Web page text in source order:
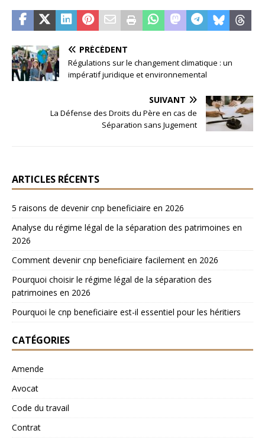
PRÉCÉDENT
Régulations sur le changement climatique : un
impératif juridique et environnemental
SUIVANT
La Défense des Droits du Père en cas de
Séparation sans Jugement
ARTICLES RÉCENTS
5 raisons de devenir cnp beneficiaire en 2026
Analyse du régime légal de la séparation des patrimoines en
2026
Comment devenir cnp beneficiaire facilement en 2026
Pourquoi choisir le régime légal de la séparation des
patrimoines en 2026
Pourquoi le cnp beneficiaire est-il essentiel pour les héritiers
CATÉGORIES
Amende
Avocat
Code du travail
Contrat